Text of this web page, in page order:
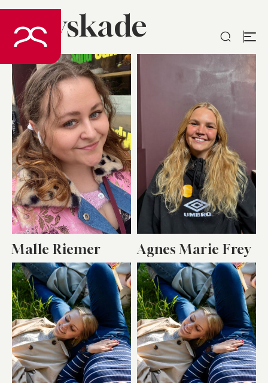
indhold
Selvskade
Malle Riemer Agnes Marie Frey